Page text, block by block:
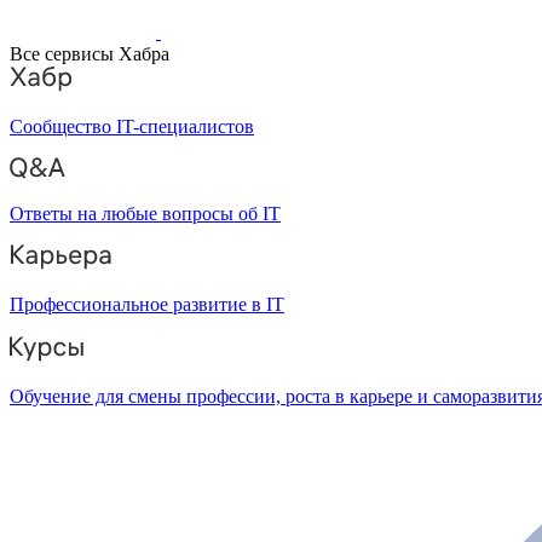
Все сервисы Хабра
Сообщество IT-специалистов
Ответы на любые вопросы об IT
Профессиональное развитие в IT
Обучение для смены профессии, роста в карьере и